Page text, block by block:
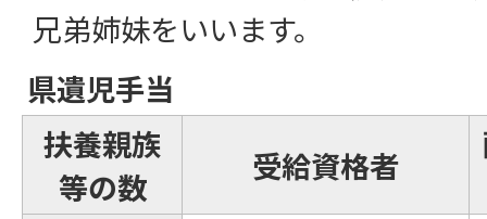
兄弟姉妹をいいます。
県遺児手当
扶養親族
等の数
受給資格者